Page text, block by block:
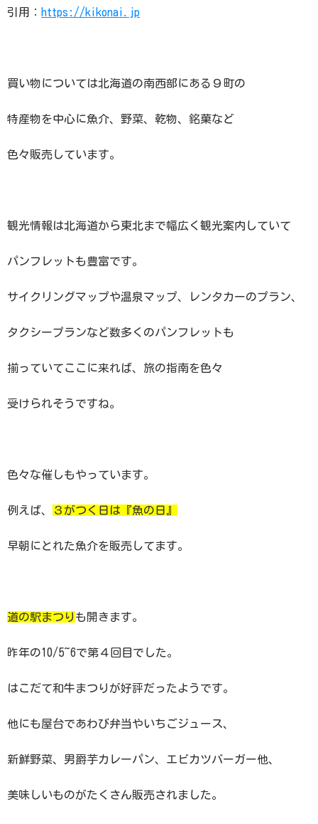
引用： https://kikonai.jp
買い物については北海道の南西部にある９町の
特産物を中心に魚介、野菜、乾物、銘菓など
色々販売しています。
観光情報は北海道から東北まで幅広く観光案内していて
パンフレットも豊富です。
サイクリングマップや温泉マップ、レンタカーのプラン、
タクシープランなど数多くのパンフレットも
揃っていてここに来れば、旅の指南を色々
受けられそうですね。
色々な催しもやっています。
例えば、 ３がつく日は『魚の日』
早朝にとれた魚介を販売してます。
道の駅まつり も開きます。
昨年の10/5~6で第４回目でした。
はこだて和牛まつりが好評だったようです。
他にも屋台であわび弁当やいちごジュース、
新鮮野菜、男爵芋カレーパン、エビカツバーガー他、
美味しいものがたくさん販売されました。